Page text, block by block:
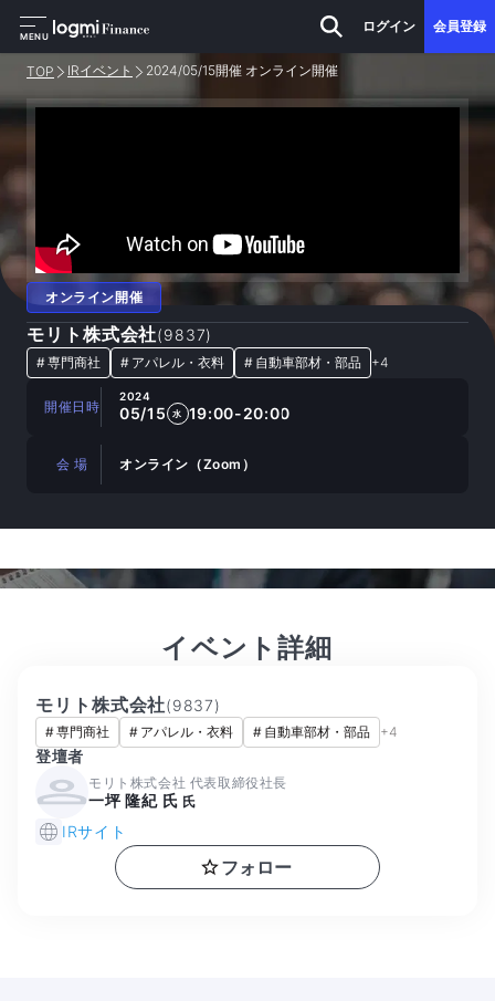
MENU
ログイン 会員登録
TOP IRイベント 2024/05/15開催 オンライン開催
オンライン開催
モリト株式会社(9837)
#専門商社 # アパレル・衣料 # 自動車部材・部品 +4
開催日時
2024
05/15 水 19:00-20:00
会 場 オンライン（Zoom）
イベント詳細
モリト株式会社(9837)
#専門商社 # アパレル・衣料 # 自動車部材・部品 +4
登壇者
モリト株式会社 代表取締役社長
一坪 隆紀 氏 氏
IRサイト
フォロー